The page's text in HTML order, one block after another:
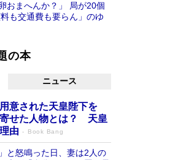
おまへんか？」 局が20個
も交通費も要らん」のゆ
の本
ニュース
意された天皇陛下を
寄せた人物とは？ 天皇
由
Book Bang
と怒鳴った日、妻は2人の